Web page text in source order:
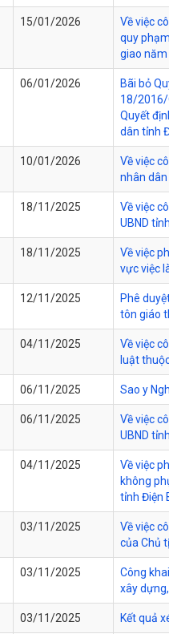
15/01/2026
Về việc
quy
giao
06/01/2026
Bãi bỏ
18/2016/
Quyết
dân tỉnh
10/01/2026
Về việc
nhân
18/11/2025
Về việc
UBND
18/11/2025
Về việc
vực việc
12/11/2025
Phê
tôn giáo
04/11/2025
Về việc
luật
06/11/2025 Sao y
06/11/2025
Về việc
UBND
04/11/2025
Về việc
không
tỉnh Điện
03/11/2025
Về việc
của Chủ
03/11/2025
Công
xây
03/11/2025 Kết quả